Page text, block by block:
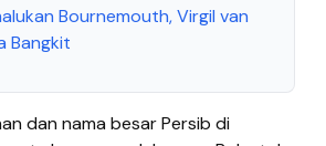
Bournemouth, Virgil van
Bangkit
dan nama besar Persib di